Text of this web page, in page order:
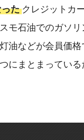
た クレジットカ
モ石油でのガソ
油などが会員価格
にまとまってい